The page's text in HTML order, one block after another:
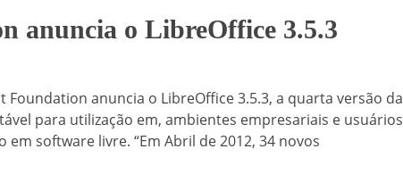
anuncia o LibreOffice 3.5.3
Foundation anuncia o LibreOffice 3.5.3, a quarta versão da
para utilização em, ambientes empresariais e usuários
software livre. “Em Abril de 2012, 34 novos